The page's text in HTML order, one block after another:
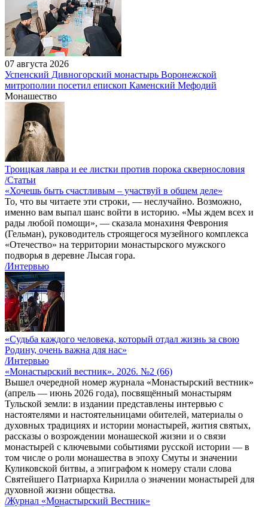
07 августа 2026
Успенский Дивногорский монастырь Воронежской
митрополии посетил епископ Каменский Мефодий
Монашество
Троицкая лавра и ее листки против порока сквернословия
/Статьи
«Хочешь быть счастливым – участвуй в общем деле»
То, что вы читаете эти строки, — неслучайно. Возможно,
именно вам выпал шанс войти в историю. «Мы ждем всех и
рады любой помощи», — сказала монахиня Феврония
(Гельман), руководитель строящегося музейного комплекса
«Отечество» на территории монастырского мужского
подворья в деревне Лысая гора.
/Интервью
«Судьба каждого человека, который отдал жизнь за свою
Родину, очень важна для нас»
/Интервью
«Монастырский вестник». 2026. №2 (66)
Вышел очередной номер журнала «Монастырский вестник»
(апрель — июнь 2026 года), посвящённый монастырям
Тульской земли: в издании представлены интервью с
настоятелями и настоятельницами обителей, материалы о
духовных традициях и истории монастырей, жития святых,
рассказы о возрождении монашеской жизни и о связи
монастырей с ключевыми событиями русской истории — в
том числе о роли монашества в эпоху Смуты и значении
Куликовской битвы, а эпиграфом к номеру стали слова
Святейшего Патриарха Кирилла о значении монастырей для
духовной жизни общества.
/Журнал «Монастырский Вестник»